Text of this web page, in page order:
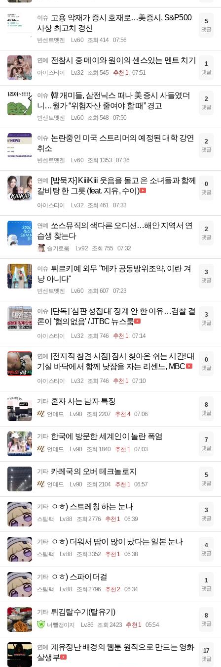
이슈 고용 악재가 증시 호재로…美증시, S&P500
사상 최고치 경신
빈센트멧젠 Lv.60 조회 414 07:56
5
댓글
연예 전참시 중 메이와 원이의 센스있는 멘트 치기
아이스티이 Lv.32 조회 545 추천 1 07:51
1
댓글
이슈 韓 개미들, 삼전닉스 떠나 美 증시 사들였더
니…월가 “위험자산 줄여야 할 때” 경고
빈센트멧젠 Lv.60 조회 548 07:50
2
댓글
이슈 논란중인 미국 스트리머의 예정된 대학 강연
취소
빈센트멧젠 Lv.60 조회 1353 07:36
2
댓글
연예 [밥묵자] KiiiKiii 웃음을 몰고 온 소녀들과 함께
갈비탕 한 그릇 (feat. 지유, 수이)
아이스티이 Lv.32 조회 461 07:33
0
댓글
연예 쏘스뮤직의 색다른 오디션…해안 지역서 연
습생 찾는다
슬기로움 Lv.92 조회 755 07:32
2
댓글
이슈 튀르키예 외무 "메카 공동방위조약, 이란 겨
냥 아니다"
빈센트멧젠 Lv.60 조회 607 07:23
3
댓글
이슈 [단독] '심판 성접대' 징계 안 한 이유…검찰 결
론이 '혐의없음' / JTBC 뉴스룸
아이스티이 Lv.32 조회 746 추천 1 07:14
3
댓글
연예 [전지적 참견 시점] 잠시 찾아온 쉬는 시간! 대
기실 바닥에서 함께 낮잠을 자는 리센느, MBC
아이스티이 Lv.32 조회 746 추천 1 07:10
0
댓글
기타 혼자 사는 남자 특징
언데드 Lv.90 조회 2207 추천 4 07:06
8
댓글
기타 한국에 방문한 세계인이 놀란 폭염
언데드 Lv.90 조회 1840 추천 1 07:03
7
댓글
기타 카레국의 오버 테크놀로지
언데드 Lv.90 조회 2104 추천 1 06:57
5
댓글
기타 ㅇㅎ) 스트레칭 하는 눈나
스팀팩 Lv.88 조회 2776 추천 1 06:39
3
댓글
기타 ㅇㅎ) 더워서 땀이 많이 났다는 일본 눈나
스팀팩 Lv.88 조회 3352 추천 1 06:38
4
댓글
기타 ㅇㅎ) 스파이더걸
스팀팩 Lv.88 조회 2796 추천 2 06:34
1
댓글
기타 튀김탈수기(탈유기)
너빨갱이지 Lv.86 조회 2423 추천 1 05:54
8
댓글
연예 계유정난 배경의 웹툰 원작으로 만드는 영화
살생부
17
댓글